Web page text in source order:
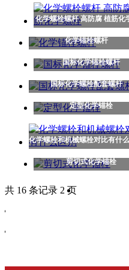
化学螺栓螺杆 高防腐 植筋化
化学锚栓螺杆
国标化学锚栓螺杆
国标化学螺栓配套螺杆
定型化学锚栓
化学螺栓和机械螺栓对比有什
剪切式化学锚栓
共 16 条记录 2 页